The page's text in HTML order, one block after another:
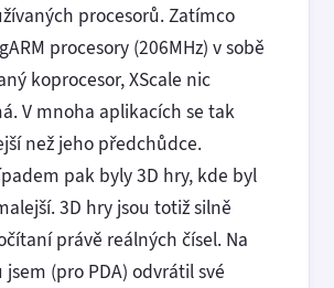
procesorů. Zatímco
procesory (206MHz) v sobě
koprocesor, XScale nic
V mnoha aplikacích se tak
než jeho předchůdce.
pak byly 3D hry, kde byl
3D hry jsou totiž silně
právě reálných čísel. Na
(pro PDA) odvrátil své